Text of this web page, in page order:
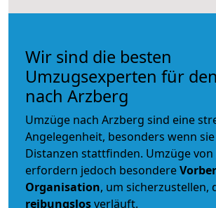
Wir sind die besten
Umzugsexperten für
nach Arzberg
Umzüge nach Arzberg sind eine
Angelegenheit, besonders wenn
Distanzen stattfinden. Umzüge von
erfordern jedoch besondere
Organisation, um sicherzustellen,
reibungslosverläuft.